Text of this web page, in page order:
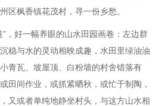
区枫香镇花茂村，寻一份乡愁。
，好一幅养眼的山水田园画卷：左边群
稳与水的灵动相映成趣，水田里绿油油
青瓦、坡屋顶、白粉墙的村舍错落有
田间作业，或抓紧晒秋，或忙于制陶，
又或者单纯地静坐村头，与这方山水相